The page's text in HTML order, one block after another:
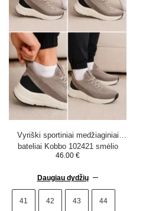
Vyriški sportiniai medžiaginiai
bateliai Kobbo 102421 smėlio
spalvos
46.00 €
Daugiau dydžių
41 42 43 44